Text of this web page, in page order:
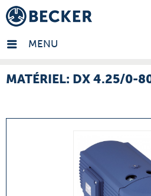
MENU
- FR
MATÉRIEL: DX 4.25/0-